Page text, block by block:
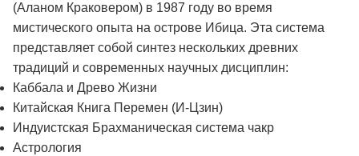
(Аланом Краковером) в 1987 году во время
мистического опыта на острове Ибица. Эта система
представляет собой синтез нескольких древних
традиций и современных научных дисциплин:
Каббала и Древо Жизни
Китайская Книга Перемен (И-Цзин)
Индуистская Брахманическая система чакр
Астрология